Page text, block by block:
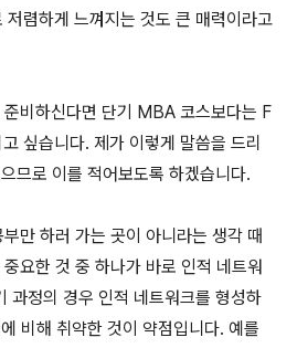
저렴하게 느껴지는 것도 큰 매력이라고
비하신다면 단기 MBA 코스보다는 F
싶습니다. 제가 이렇게 말씀을 드리
므로 이를 적어보도록 하겠습니다.
만 하러 가는 곳이 아니라는 생각 때
요한 것 중 하나가 바로 인적 네트워
과정의 경우 인적 네트워크를 형성하
비해 취약한 것이 약점입니다. 예를